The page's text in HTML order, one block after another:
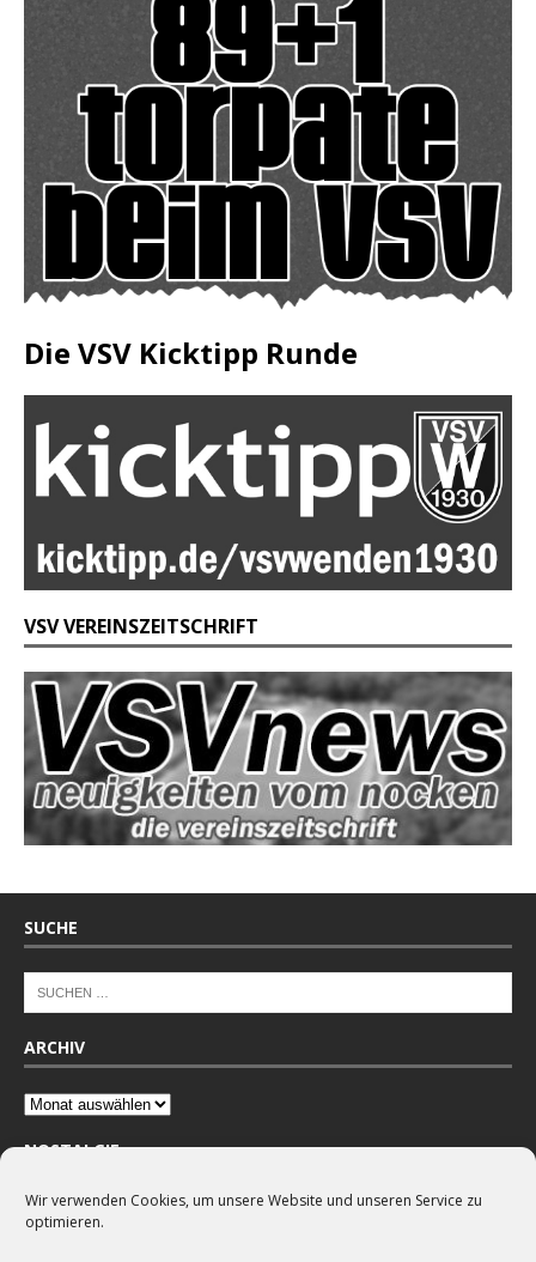
Wir verwenden Cookies, um unsere Website und unseren Service zu
optimieren.
Die VSV Kicktipp Runde
VSV VEREINSZEITSCHRIFT
SUCHE
ARCHIV
NOSTALGIE